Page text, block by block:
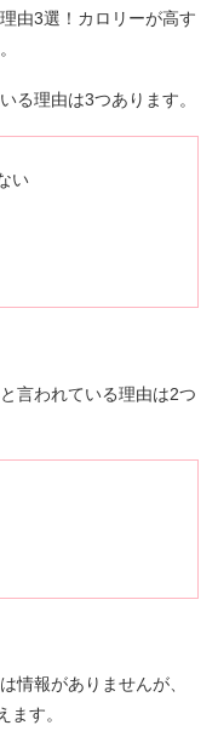
由3選！カロリーが高す
る理由は3つあります。
い
言われている理由は2つ
情報がありませんが、
ます。